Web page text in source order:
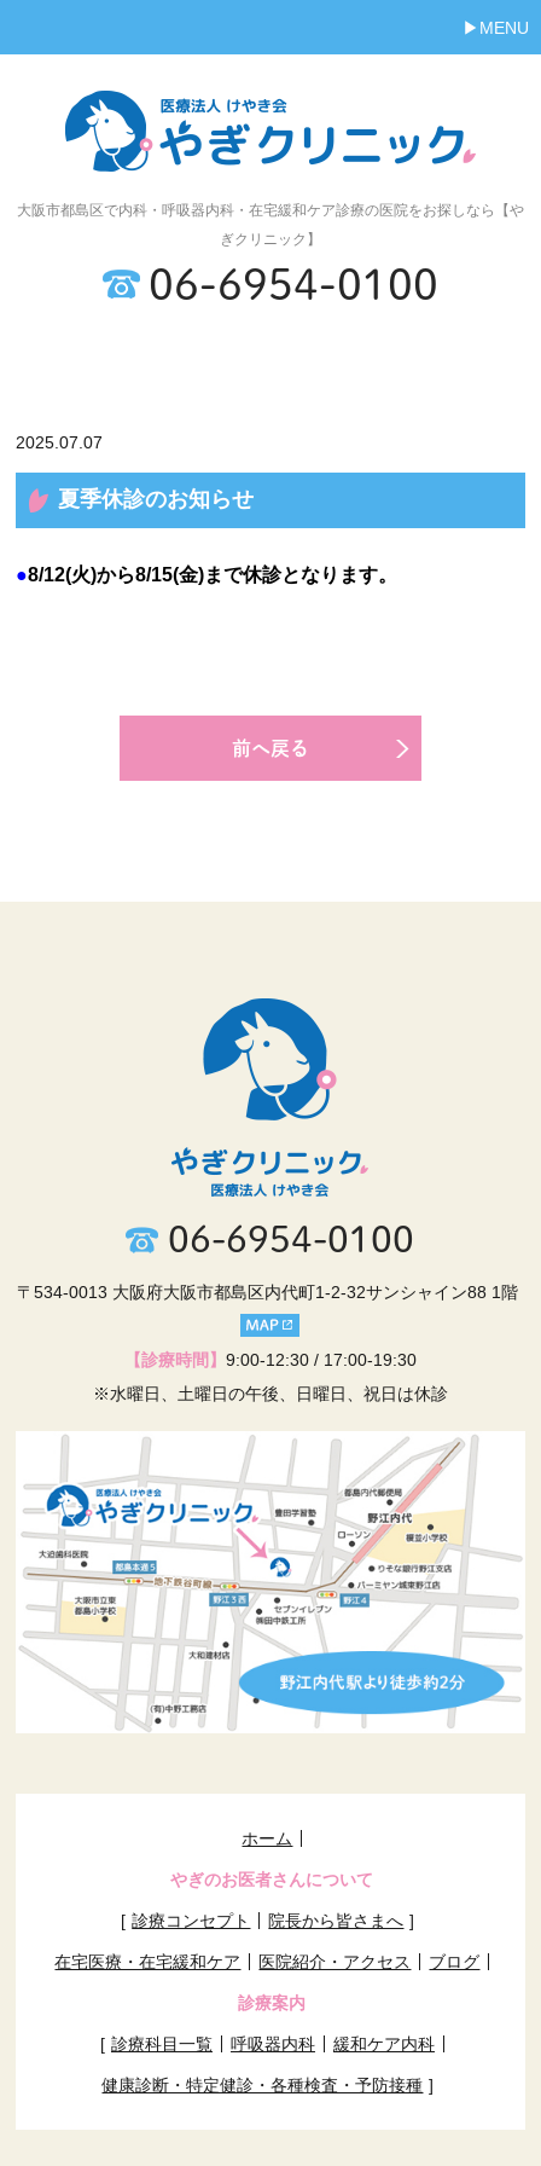
MENU
大阪市都島区で内科・呼吸器内科・在宅緩和ケア診療の医院をお探しなら【や
ぎクリニック】
06-6954-0100
2025.07.07
夏季休診のお知らせ
●8/12(火)から8/15(金)まで休診となります。
前へ戻る
06-6954-0100
〒534-0013 大阪府大阪市都島区内代町1-2-32サンシャイン88 1階
【診療時間】 9:00-12:30 / 17:00-19:30
※水曜日、土曜日の午後、日曜日、祝日は休診
ホーム
やぎのお医者さんについて
診療コンセプト 院長から皆さまへ
在宅医療・在宅緩和ケア 医院紹介・アクセス ブログ
診療案内
診療科目一覧 呼吸器内科 緩和ケア内科
健康診断・特定健診・各種検査・予防接種